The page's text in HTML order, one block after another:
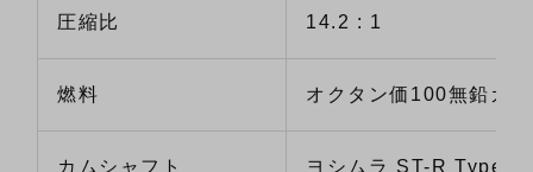
圧縮比 14.2 : 1
燃料 オクタン価100無鉛ガ
カムシャフト ヨシムラ ST-R Type